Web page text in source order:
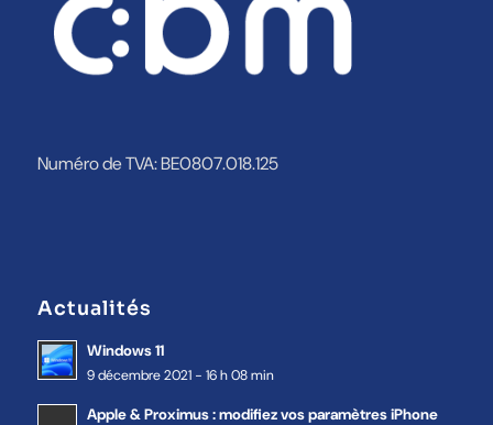
Numéro de TVA: BE0807.018.125
Actualités
Windows 11
9 décembre 2021 - 16 h 08 min
Apple & Proximus : modifiez vos paramètres iPhone